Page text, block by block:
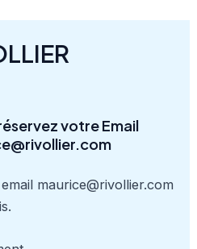
votre Email
maurice@rivollier.com